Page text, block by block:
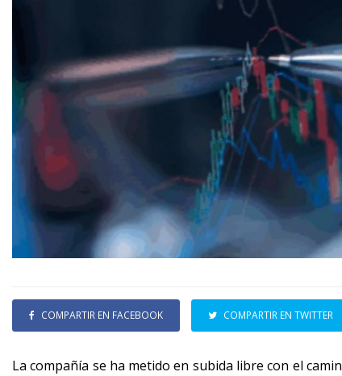
COMPARTIR EN FACEBOOK COMPARTIR EN TWITTER
La compañía se ha metido en subida libre con el